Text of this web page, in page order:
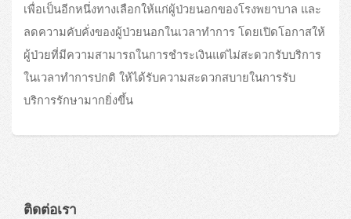
เพื่อเป็นอีกหนึ่งทางเลือกให้แก่ผู้ป่วยนอกของโรงพยาบาล และ
ลดความคับคั่งของผู้ป่วยนอกในเวลาทำการ โดยเปิดโอกาสให้
ผู้ป่วยที่มีความสามารถในการชำระเงินแต่ไม่สะดวกรับบริการ
ในเวลาทำการปกติ ให้ได้รับความสะดวกสบายในการรับ
บริการรักษามากยิ่งขึ้น
ติดต่อเรา